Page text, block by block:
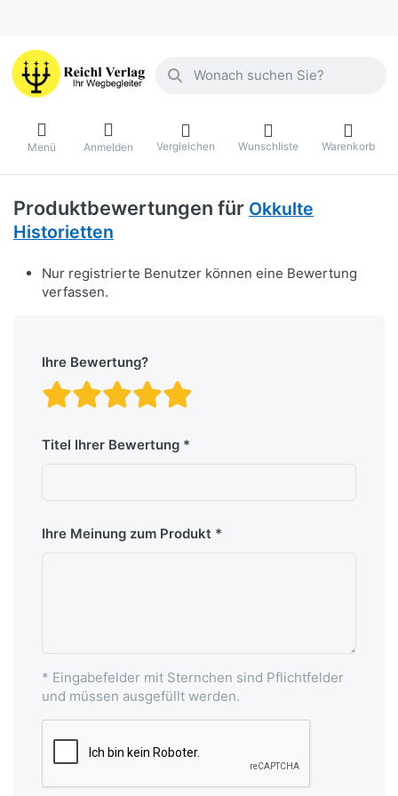
Geben Sie einen Suchbegriff ein.
Menü Anmelden Vergleichen Wunschliste Warenkorb
Produktbewertungen für Okkulte
Historietten
Nur registrierte Benutzer können eine Bewertung
verfassen.
Ihre Bewertung?
Bewertung: 4 von
Bewertung: 3 von 5
Bewertung: 2 von 5
Bewertung: 1 von 5
Titel Ihrer Bewertung
Ihre Meinung zum Produkt
* Eingabefelder mit Sternchen sind Pflichtfelder
und müssen ausgefüllt werden.